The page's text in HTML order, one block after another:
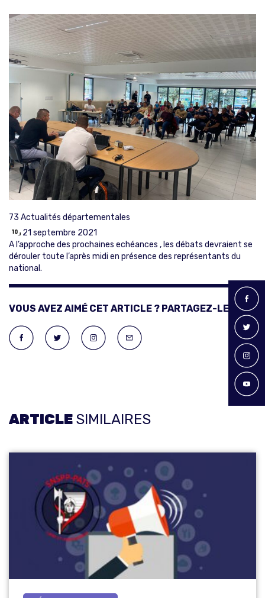
L’ARTICLE
73 Actualités départementales
21 septembre 2021
A l’approche des prochaines echéances , les débats devraient se
dérouler toute l’après midi en présence des représentants du
national.
VOUS AVEZ AIMÉ CET ARTICLE ? PARTAGEZ-LE !
ARTICLE SIMILAIRES